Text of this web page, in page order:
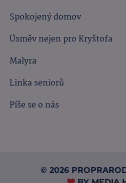
Spokojený domov
Úsměv nejen pro Kryštofa
Malyra
Linka seniorů
Píše se o nás
© 2026